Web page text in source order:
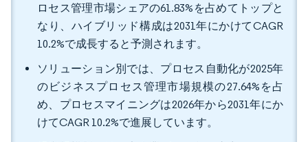
ロセス管理市場シェアの61.83%を占めてトップと
なり、ハイブリッド構成は2031年にかけてCAGR
10.2%で成長すると予測されます。
ソリューション別では、プロセス自動化が2025年
のビジネスプロセス管理市場規模の27.64%を占
め、プロセスマイニングは2026年から2031年にか
けてCAGR 10.2%で進展しています。